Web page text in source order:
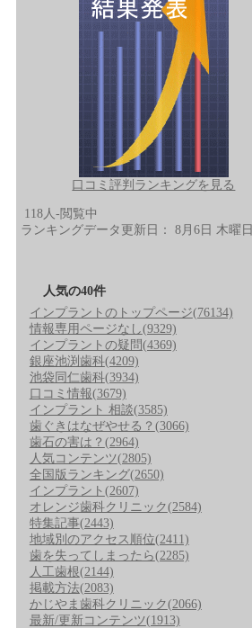
口コミ評判ランキングを見る
118人-閲覧中
ランキングデータ更新日： 8月6日 木曜日
人気の40件
インプラントのトップページ(76134)
情報専用ページなし(9329)
インプラントの疑問(4369)
銀座池渕歯科(4209)
池袋同仁歯科(3934)
口コミ情報(3679)
インプラント 相談(3585)
歯ぐきはなぜやせる？ (3066)
歯石の害は？ (2964)
人気コンテンツ(2805)
全国版ランキング(2650)
インプラント (2607)
オレンジ歯科クリニック(2584)
特集記事(2443)
地域別のアクセス順位(2411)
歯を失ってしまったら(2285)
人工歯根(2144)
掲載方法(2083)
かじやま歯科クリニック(2066)
最新/更新コンテンツ(1913)